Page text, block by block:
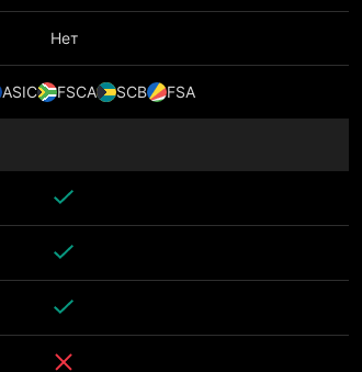
Нет
ASIC FSCA SCB FSA